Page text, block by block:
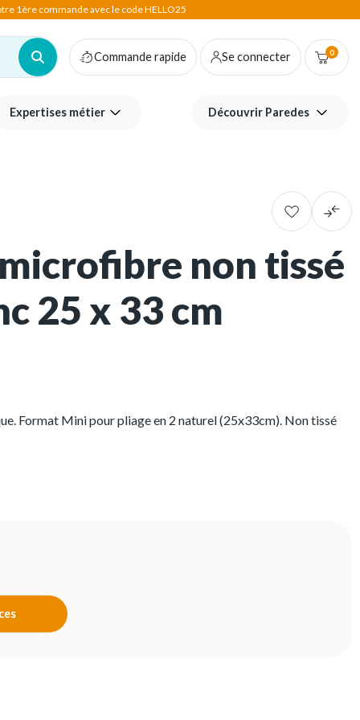
1ère commande avec le code HELLO25
Commande rapide Se connecter 0
Expertises métier Découvrir Paredes
non tissé
25 x 33 cm
Format Mini pour pliage en 2 naturel (25x33cm). Non tissé